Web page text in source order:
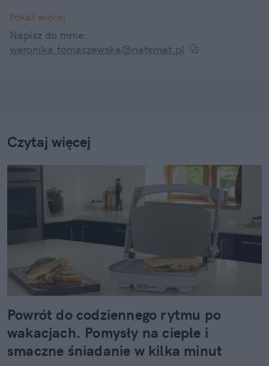
Internetowe dramy, kontrowersyjne wypowiedzi, a
także ciekawostki z życia codziennego znanych
twarzy – śledzę je wszystkie i informuję o nich w
Pokaż więcej
Napisz do mnie:
weronika.tomaszewska@natemat.pl
Czytaj więcej
Powrót do codziennego rytmu po
wakacjach. Pomysły na ciepłe i
smaczne śniadanie w kilka minut